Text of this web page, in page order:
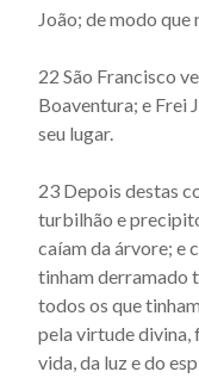
João; de modo que
22 São Francisco
Boaventura; e Frei
seu lugar.
23 Depois destas
turbilhão e
caíam da árvore; e
tinham derramado
todos os que
pela virtude divina,
vida, da luz e do